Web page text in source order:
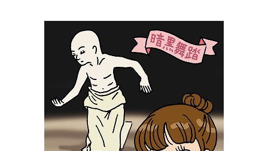
大学・短大以外の資料から請求
専門学校の資料請求 大学院の資料請求
留学・進学関連、塾・予備校
大学入学共通テスト「受験案
内」の請求